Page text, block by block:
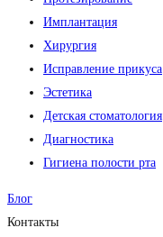
Имплантация
Хирургия
Исправление прикуса
Эстетика
Детская стоматология
Диагностика
Гигиена полости рта
Блог
Контакты